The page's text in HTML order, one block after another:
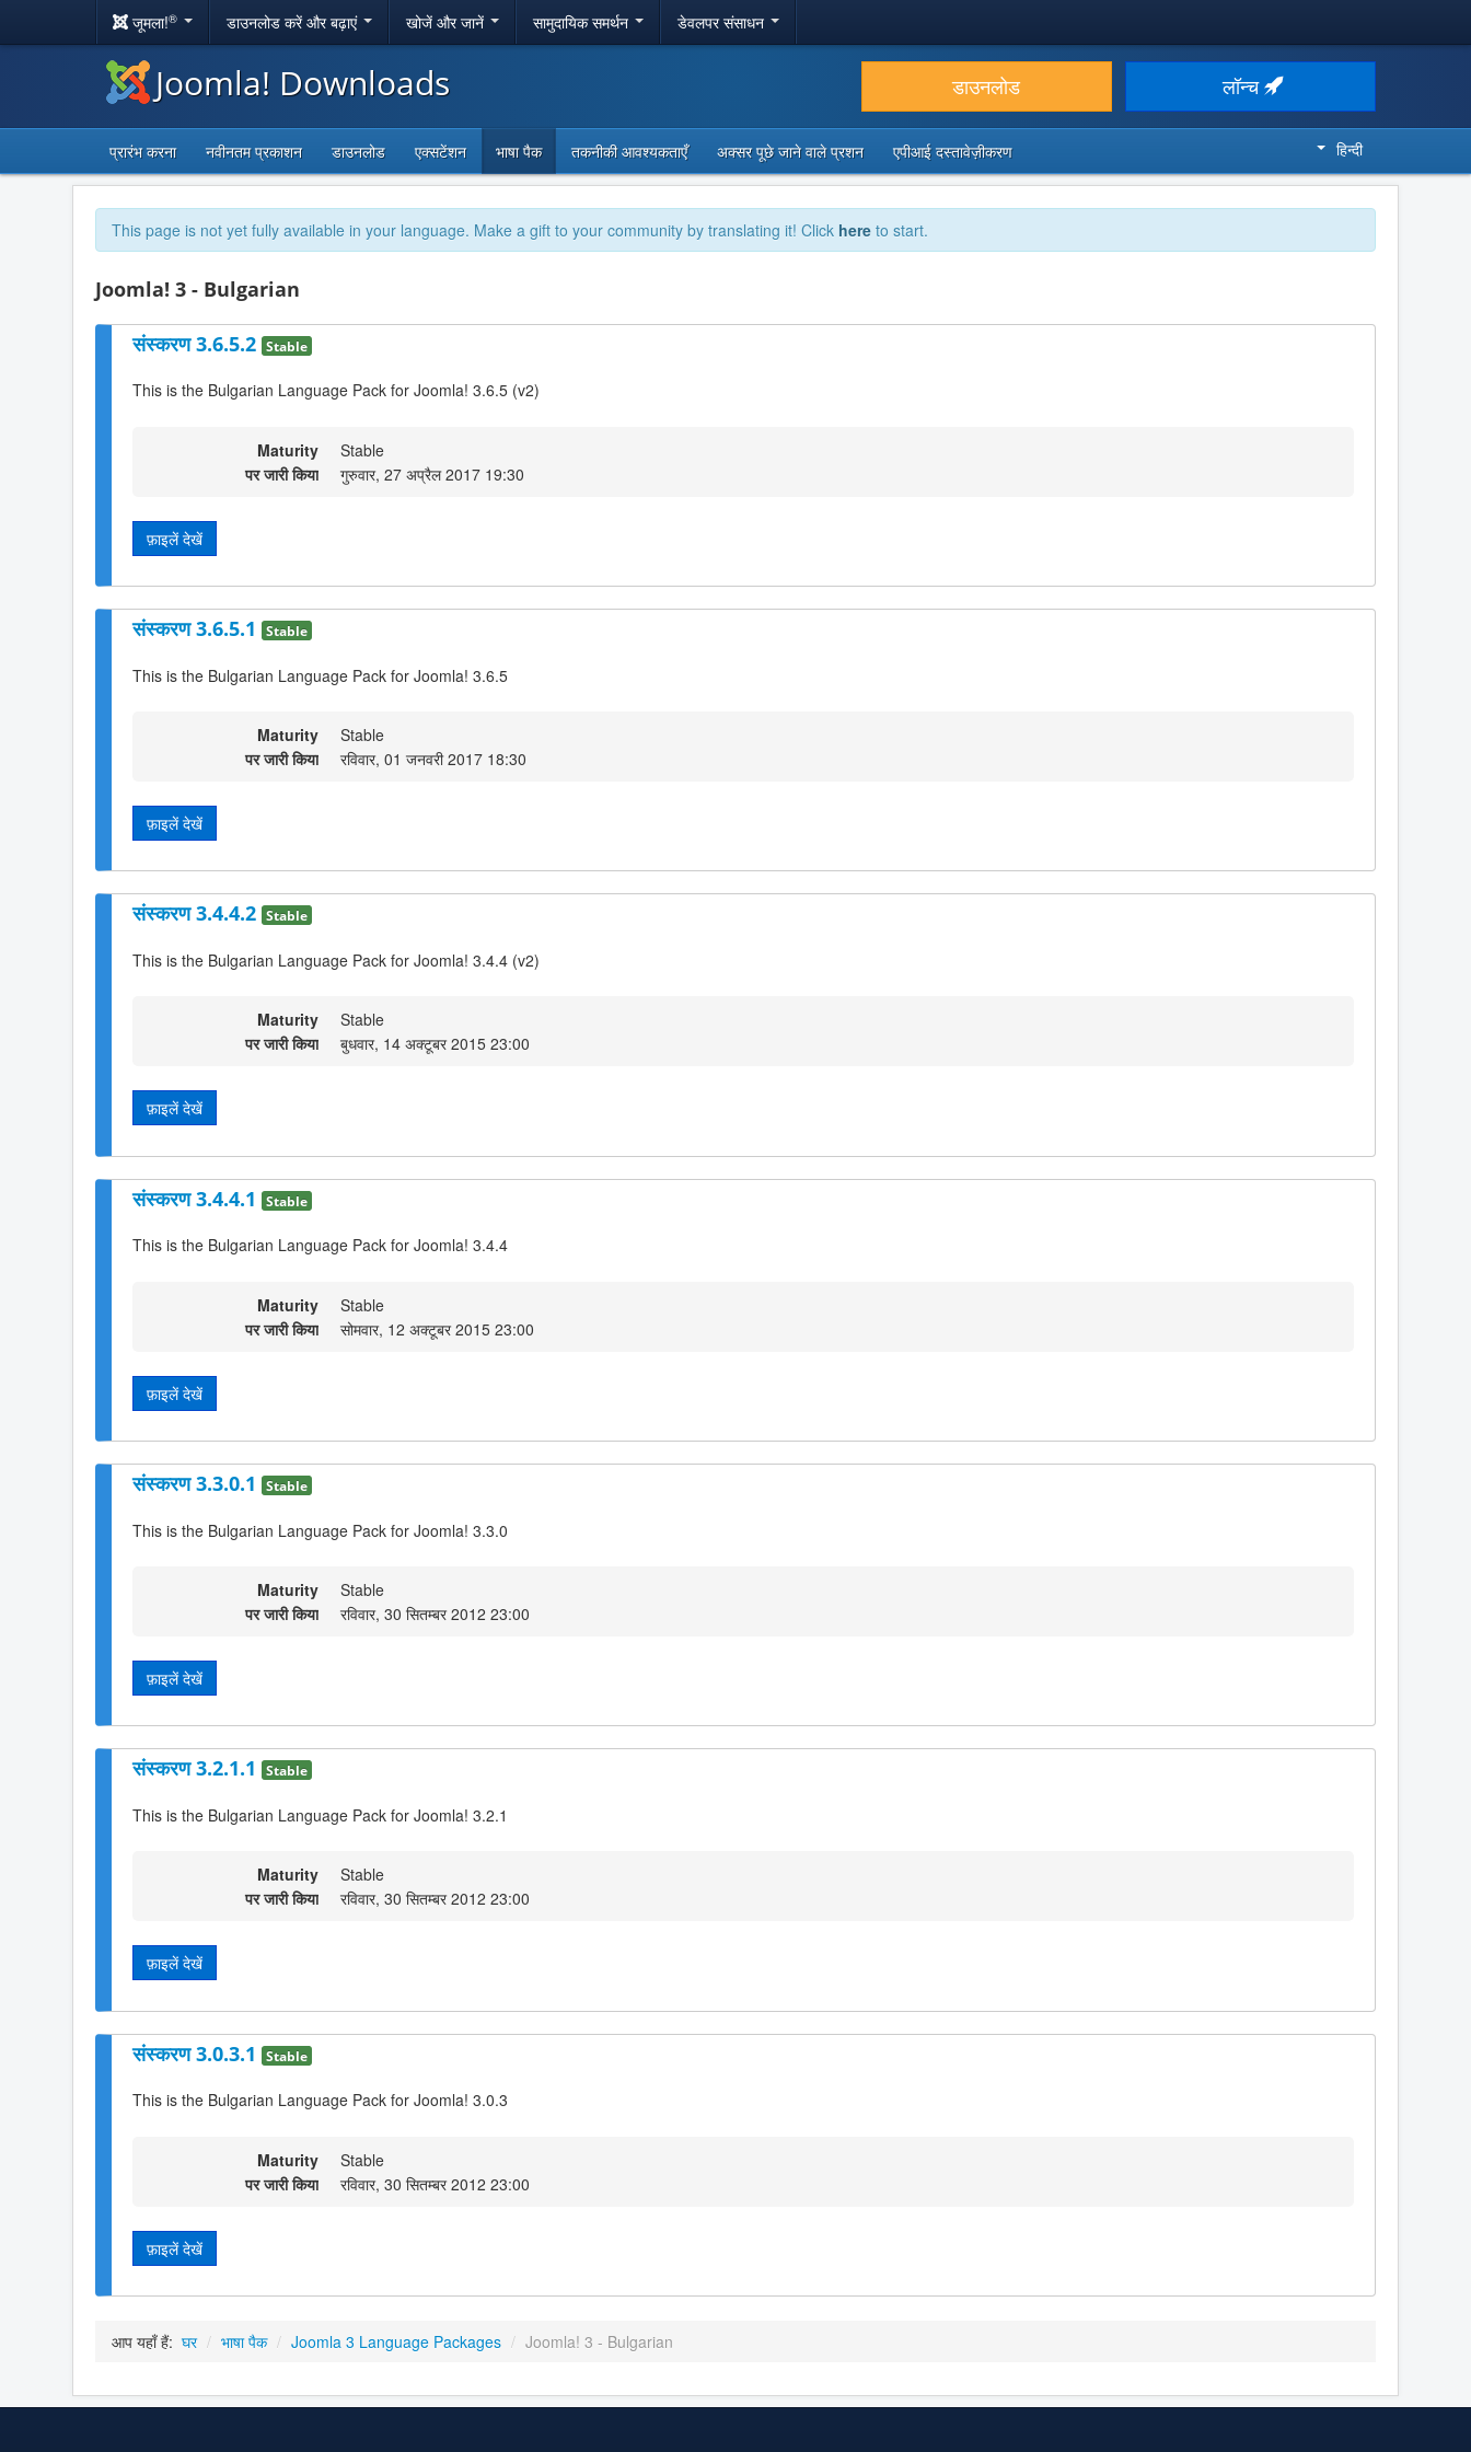
जूमला!® डाउनलोड करें और बढ़ाएं खोजें और जानें सामुदायिक समर्थन डेवलपर संसाधन
Joomla! Downloads डाउनलोड लॉन्च
प्रारंभ करना नवीनतम प्रकाशन डाउनलोड एक्सटेंशन भाषा पैक तकनीकी आवश्यकताएँ अक्सर पूछे जाने वाले प्रशन एपीआई दस्तावेज़ीकरण हिन्दी
This page is not yet fully available in your language. Make a gift to your community by translating it! Click here to start.
Joomla! 3 - Bulgarian
संस्करण 3.6.5.2 Stable
This is the Bulgarian Language Pack for Joomla! 3.6.5 (v2)
Maturity
Stable
पर जारी किया
गुरुवार, 27 अप्रैल 2017 19:30
फ़ाइलें देखें
संस्करण 3.6.5.1 Stable
This is the Bulgarian Language Pack for Joomla! 3.6.5
Maturity
Stable
पर जारी किया
रविवार, 01 जनवरी 2017 18:30
फ़ाइलें देखें
संस्करण 3.4.4.2 Stable
This is the Bulgarian Language Pack for Joomla! 3.4.4 (v2)
Maturity
Stable
पर जारी किया
बुधवार, 14 अक्टूबर 2015 23:00
फ़ाइलें देखें
संस्करण 3.4.4.1 Stable
This is the Bulgarian Language Pack for Joomla! 3.4.4
Maturity
Stable
पर जारी किया
सोमवार, 12 अक्टूबर 2015 23:00
फ़ाइलें देखें
संस्करण 3.3.0.1 Stable
This is the Bulgarian Language Pack for Joomla! 3.3.0
Maturity
Stable
पर जारी किया
रविवार, 30 सितम्बर 2012 23:00
फ़ाइलें देखें
संस्करण 3.2.1.1 Stable
This is the Bulgarian Language Pack for Joomla! 3.2.1
Maturity
Stable
पर जारी किया
रविवार, 30 सितम्बर 2012 23:00
फ़ाइलें देखें
संस्करण 3.0.3.1 Stable
This is the Bulgarian Language Pack for Joomla! 3.0.3
Maturity
Stable
पर जारी किया
रविवार, 30 सितम्बर 2012 23:00
फ़ाइलें देखें
आप यहाँ हैं: घर / भाषा पैक / Joomla 3 Language Packages / Joomla! 3 - Bulgarian